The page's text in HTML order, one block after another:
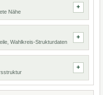
Nähe
Wahlkreis-Strukturdaten